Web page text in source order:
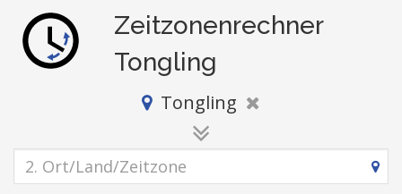
Zeitzonenrechner
Tongling
Tongling